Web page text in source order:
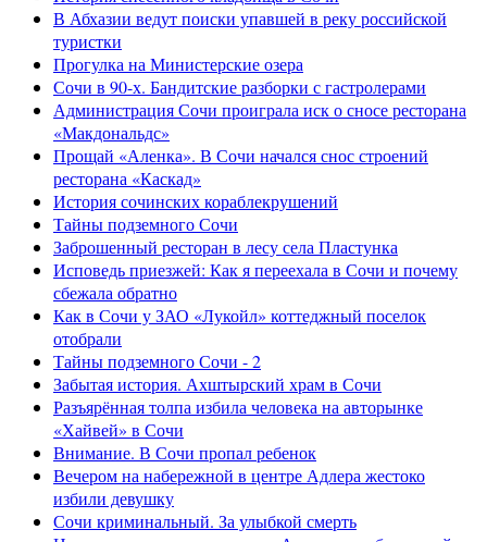
В Абхазии ведут поиски упавшей в реку российской
туристки
Прогулка на Министерские озера
Сочи в 90-х. Бандитские разборки с гастролерами
Администрация Сочи проиграла иск о сносе ресторана
«Макдональдс»
Прощай «Аленка». В Сочи начался снос строений
ресторана «Каскад»
История сочинских кораблекрушений
Тайны подземного Сочи
Заброшенный ресторан в лесу села Пластунка
Исповедь приезжей: Как я переехала в Сочи и почему
сбежала обратно
Как в Сочи у ЗАО «Лукойл» коттеджный поселок
отобрали
Тайны подземного Сочи - 2
Забытая история. Ахштырский храм в Сочи
Разъярённая толпа избила человека на авторынке
«Хайвей» в Сочи
Внимание. В Сочи пропал ребенок
Вечером на набережной в центре Адлера жестоко
избили девушку
Сочи криминальный. За улыбкой смерть